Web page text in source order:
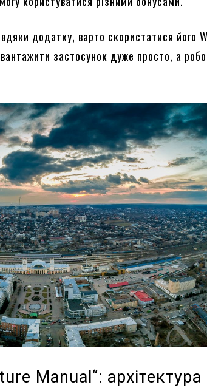
додатку, варто скористатися його
застосунок дуже просто, а
Manual“: архітектура